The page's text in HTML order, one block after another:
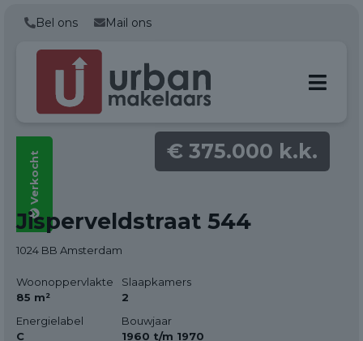
Bel ons Mail ons
Verkocht € 375.000 k.k.
Alle foto's
(28)
Jisperveldstraat 544
1024 BB Amsterdam
Woonoppervlakte
85 m²
Slaapkamers
2
Energielabel
C
Bouwjaar
1960 t/m 1970